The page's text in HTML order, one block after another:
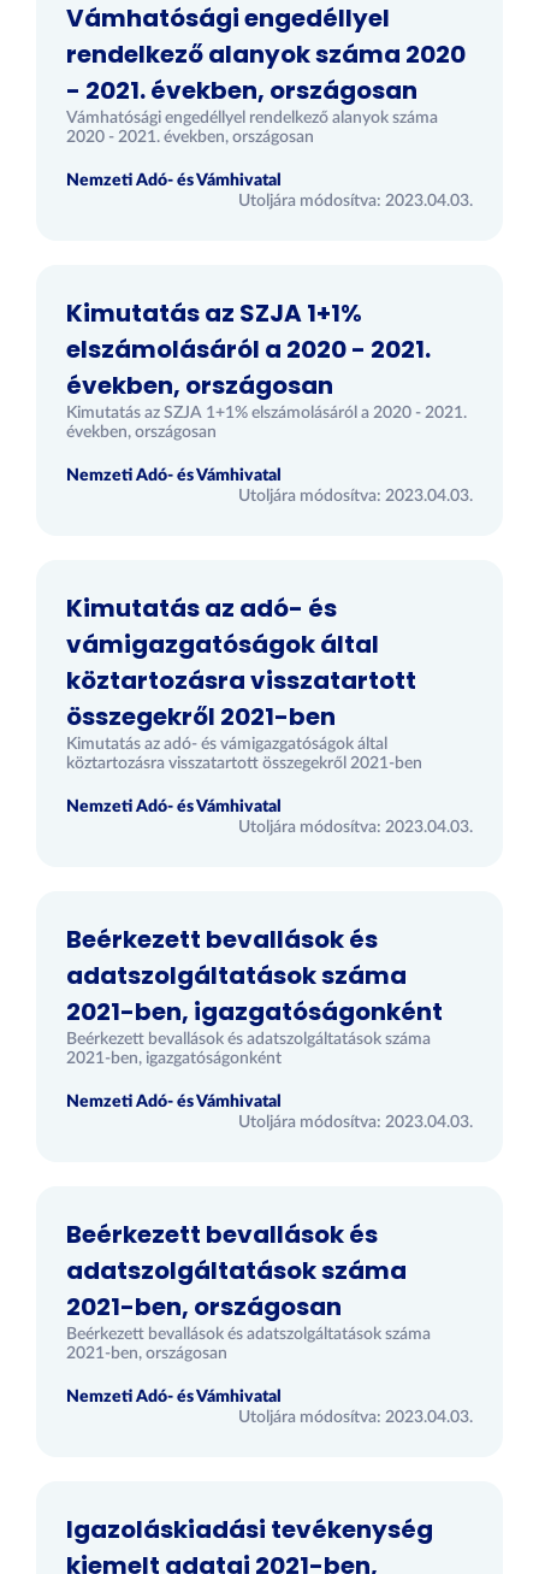
Vámhatósági engedéllyel
rendelkező alanyok száma 2020
- 2021. években, országosan
Vámhatósági engedéllyel rendelkező alanyok száma
2020 - 2021. években, országosan
Nemzeti Adó- és Vámhivatal
Utoljára módosítva: 2023.04.03.
Kimutatás az SZJA 1+1%
elszámolásáról a 2020 - 2021.
években, országosan
Kimutatás az SZJA 1+1% elszámolásáról a 2020 - 2021.
években, országosan
Nemzeti Adó- és Vámhivatal
Utoljára módosítva: 2023.04.03.
Kimutatás az adó- és
vámigazgatóságok által
köztartozásra visszatartott
összegekről 2021-ben
Kimutatás az adó- és vámigazgatóságok által
köztartozásra visszatartott összegekről 2021-ben
Nemzeti Adó- és Vámhivatal
Utoljára módosítva: 2023.04.03.
Beérkezett bevallások és
adatszolgáltatások száma
2021-ben, igazgatóságonként
Beérkezett bevallások és adatszolgáltatások száma
2021-ben, igazgatóságonként
Nemzeti Adó- és Vámhivatal
Utoljára módosítva: 2023.04.03.
Beérkezett bevallások és
adatszolgáltatások száma
2021-ben, országosan
Beérkezett bevallások és adatszolgáltatások száma
2021-ben, országosan
Nemzeti Adó- és Vámhivatal
Utoljára módosítva: 2023.04.03.
Igazoláskiadási tevékenység
kiemelt adatai 2021-ben,